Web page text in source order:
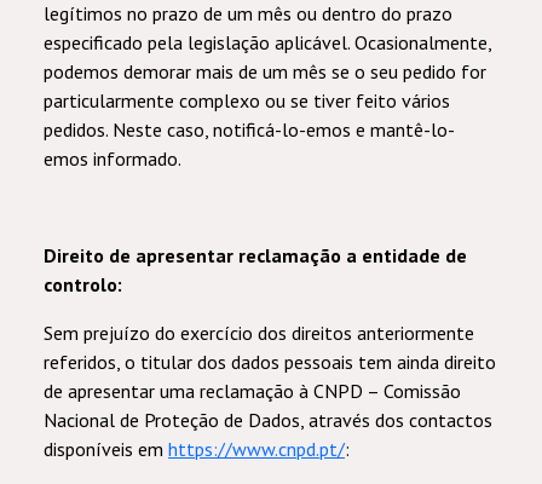
legítimos no prazo de um mês ou dentro do prazo
especificado pela legislação aplicável. Ocasionalmente,
podemos demorar mais de um mês se o seu pedido for
particularmente complexo ou se tiver feito vários
pedidos. Neste caso, notificá-lo-emos e mantê-lo-
emos informado.
Direito de apresentar reclamação a entidade de
controlo:
Sem prejuízo do exercício dos direitos anteriormente
referidos, o titular dos dados pessoais tem ainda direito
de apresentar uma reclamação à CNPD – Comissão
Nacional de Proteção de Dados, através dos contactos
disponíveis em https://www.cnpd.pt/: